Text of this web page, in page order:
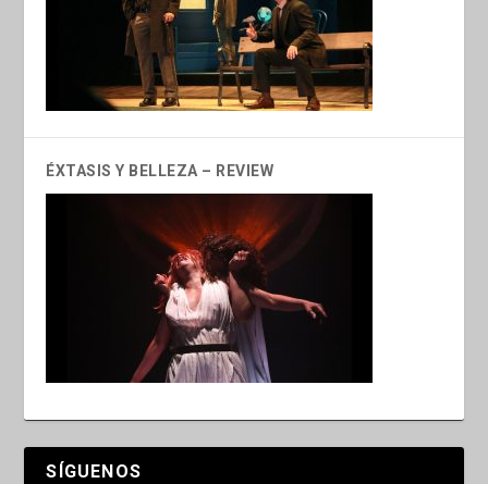
ÉXTASIS Y BELLEZA – REVIEW
SÍGUENOS